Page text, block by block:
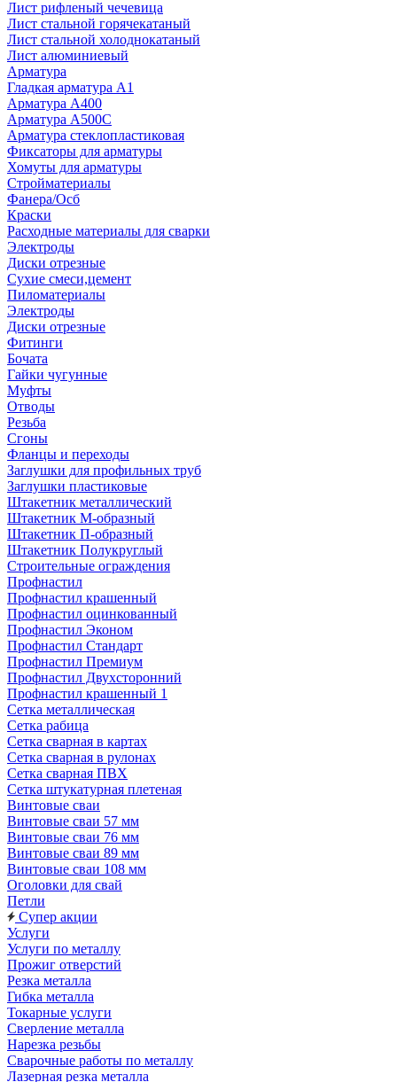
Лист рифленый чечевица
Лист стальной горячекатаный
Лист стальной холоднокатаный
Лист алюминиевый
Арматура
Гладкая арматура А1
Арматура А400
Арматура A500C
Арматура стеклопластиковая
Фиксаторы для арматуры
Хомуты для арматуры
Стройматериалы
Фанера/Осб
Краски
Расходные материалы для сварки
Электроды
Диски отрезные
Сухие смеси,цемент
Пиломатериалы
Электроды
Диски отрезные
Фитинги
Бочата
Гайки чугунные
Муфты
Отводы
Резьба
Сгоны
Фланцы и переходы
Заглушки для профильных труб
Заглушки пластиковые
Штакетник металлический
Штакетник М-образный
Штакетник П-образный
Штакетник Полукруглый
Строительные ограждения
Профнастил
Профнастил крашенный
Профнастил оцинкованный
Профнастил Эконом
Профнастил Стандарт
Профнастил Премиум
Профнастил Двухсторонний
Профнастил крашенный 1
Сетка металлическая
Сетка рабица
Сетка сварная в картах
Сетка сварная в рулонах
Сетка сварная ПВХ
Сетка штукатурная плетеная
Винтовые сваи
Винтовые сваи 57 мм
Винтовые сваи 76 мм
Винтовые сваи 89 мм
Винтовые сваи 108 мм
Оголовки для свай
Петли
Супер акции
Услуги
Услуги по металлу
Прожиг отверстий
Резка металла
Гибка металла
Токарные услуги
Сверление металла
Нарезка резьбы
Сварочные работы по металлу
Лазерная резка металла